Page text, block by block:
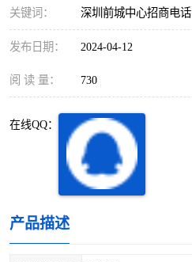
关键词： 深圳前城中心招商电话
发布日期： 2024-04-12
阅 读 量： 730
在线QQ：
产品描述
南山区
深圳超级总部基地
龙岗区